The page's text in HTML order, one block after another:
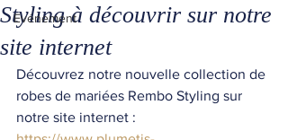
Evénement
Styling à découvrir sur notre
site internet
Découvrez notre nouvelle collection de
robes de mariées Rembo Styling sur
notre site internet :